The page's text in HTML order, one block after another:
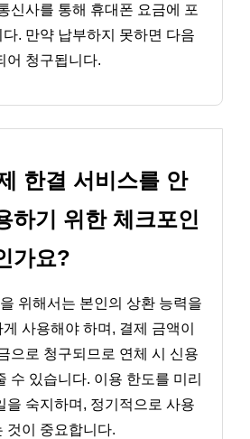
신사를 통해 휴대폰 요금에 포
. 만약 납부하지 못하면 다음
어 청구됩니다.
한결 서비스를 안
하기 위한 체크포인
가요?
위해서는 본인의 상환 능력을
사용해야 하며, 결제 금액이
으로 청구되므로 연체 시 신용
수 있습니다. 이용 한도를 미리
을 숙지하며, 정기적으로 사용
것이 중요합니다.